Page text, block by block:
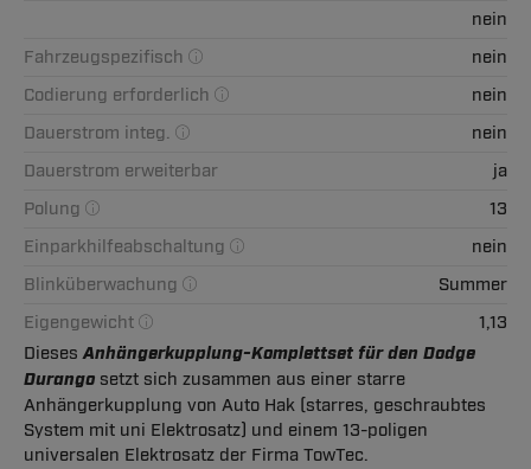
nein
Fahrzeugspezifisch
nein
Codierung erforderlich
nein
Dauerstrom integ.
nein
Dauerstrom erweiterbar
ja
Polung
13
Einparkhilfeabschaltung
nein
Blinküberwachung
Summer
Eigengewicht
1,13
DiesesAnhängerkupplung-Komplettset für den Dodge
Durango setzt sich zusammen aus einer starre
Anhängerkupplung von Auto Hak (starres, geschraubtes
System mit uni Elektrosatz) und einem 13-poligen
universalen Elektrosatz der Firma TowTec.